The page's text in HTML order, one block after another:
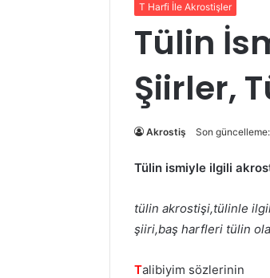
T Harfi İle Akrostişler
Tülin
Şiirler,
Akrostiş Son
Tülin ismiyle ilgili
tülin akrostişi,tülinle
şiiri,baş harfleri tülin
Talibiyim sözlerinin